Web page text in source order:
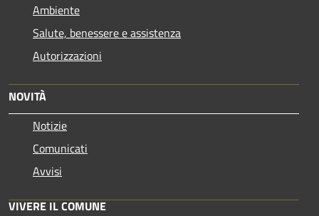
Ambiente
Salute, benessere e assistenza
Autorizzazioni
NOVITÀ
Notizie
Comunicati
Avvisi
VIVERE IL COMUNE